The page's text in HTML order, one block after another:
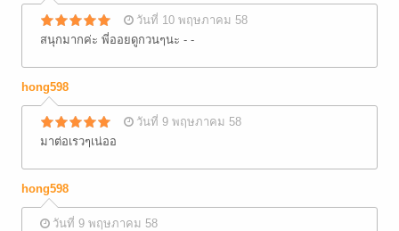
วันที่ 10 พฤษภาคม 58
สนุกมากค่ะ พี่ออยดูกวนๆนะ - -
hong598
วันที่ 9 พฤษภาคม 58
มาต่อเรวๆเน่ออ
hong598
วันที่ 9 พฤษภาคม 58